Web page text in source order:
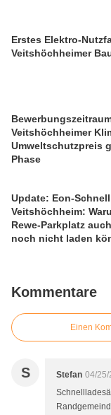
Erstes Elektro-
Veitshöchheimer
Veitshöchheimer
Umweltschutzpreis
Phase
Update: Eon-
Veitshöchheim:
Rewe-Parkplatz
noch nicht laden
Kommentare
Einen
S Stefan 04/25/